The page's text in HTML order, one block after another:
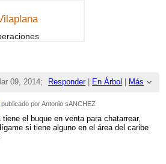
Responder| En Árbol Más
09, 2014;
Re: VENTA DE BARCO PARA DESGUACE
publicado por Antonio sANCHEZ
el buque en venta para chatarrear,
si tiene alguno en el área del caribe